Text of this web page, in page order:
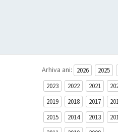
Arhiva ani: 2026 2025
2023
2022 2021
2019
2018 2017
2015
2014 2013